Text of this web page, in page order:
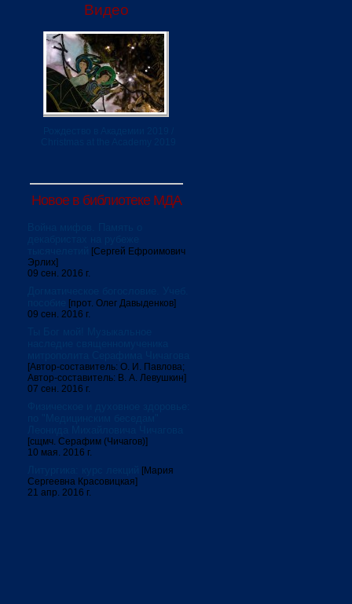
Видео
Новое в библиотеке МДА
[Сергей Ефроимович
Эрлих]
09 сен. 2016 г.
[прот. Олег Давыденков]
09 сен. 2016 г.
[Автор-составитель: О. И. Павлова;
Автор-составитель: В. А. Левушкин]
07 сен. 2016 г.
[сщмч. Серафим (Чичагов)]
10 мая. 2016 г.
[Мария
Сергеевна Красовицкая]
21 апр. 2016 г.